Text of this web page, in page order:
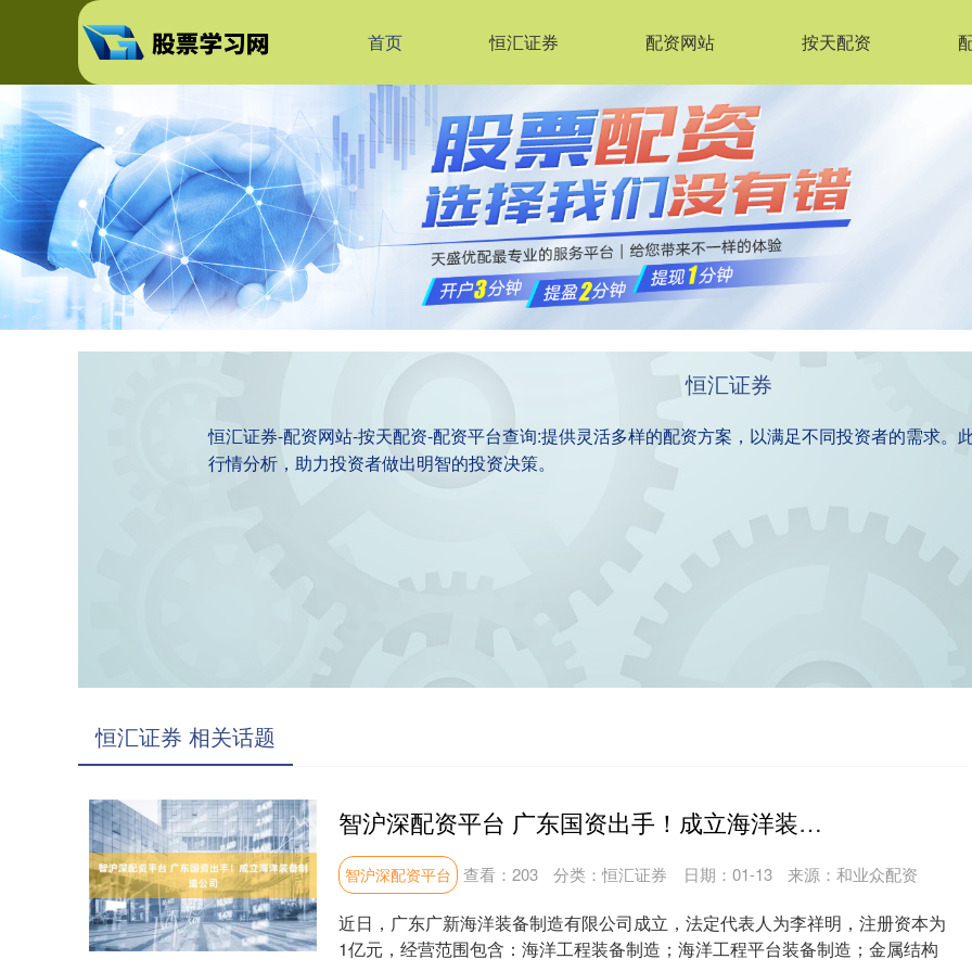
首页 恒汇证券 配资网站 按天配资
恒汇证券
恒汇证券-配资网站-按天配资-配资平台查询:提供灵活多样的配资方案，以满足不同投资者的需求。
行情分析，助力投资者做出明智的投资决策。
恒汇证券 相关话题
智沪深配资平台 广东国资出手！成立海洋装备制造公司
智沪深配资平台 日期：01-13 来源：和业众配资
查看： 203 分类： 恒汇证券
近日，广东广新海洋装备制造有限公司成立，法定代表人为李祥明，注册资本为
1亿元，经营范围包含：海洋工程装备制造；海洋工程平台装备制造；金属结构